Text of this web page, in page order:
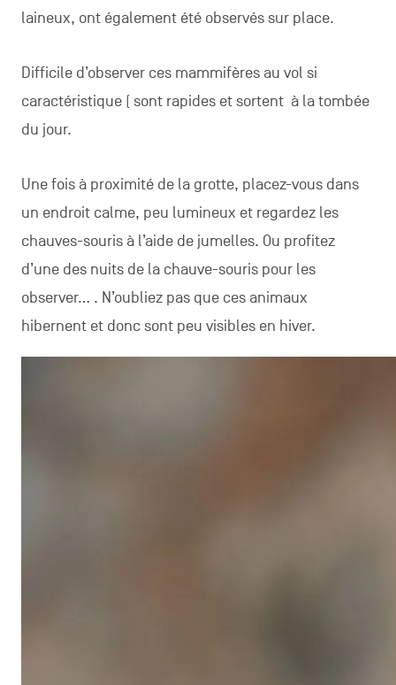
laineux, ont également été observés sur place.
Difficile d’observer ces mammifères au vol si
caractéristique ( sont rapides et sortent à la tombée
du jour.
Une fois à proximité de la grotte, placez-vous dans
un endroit calme, peu lumineux et regardez les
chauves-souris à l’aide de jumelles. Ou profitez
d’une des nuits de la chauve-souris pour les
observer… . N’oubliez pas que ces animaux
hibernent et donc sont peu visibles en hiver.